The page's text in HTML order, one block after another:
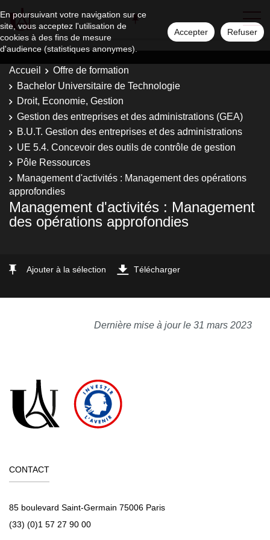
En poursuivant votre navigation sur ce
site, vous acceptez l'utilisation de
cookies à des fins de mesure
d'audience (statistiques anonymes).
Accepter Refuser
Accueil
Offre de formation
Bachelor Universitaire de Technologie
Droit, Economie, Gestion
Gestion des entreprises et des administrations (GEA)
B.U.T. Gestion des entreprises et des administrations
UE 5.4. Concevoir des outils de contrôle de gestion
Pôle Ressources
Management d'activités : Management des opérations
approfondies
Management d'activités : Management
des opérations approfondies
Ajouter à la sélection Télécharger
Dernière mise à jour le 31 mars 2023
CONTACT
85 boulevard Saint-Germain 75006 Paris
(33) (0)1 57 27 90 00